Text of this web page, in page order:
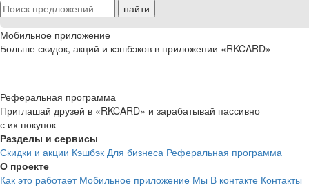
Мобильное приложение
Больше скидок, акций и кэшбэков в приложении «RKCARD»
Реферальная программа
Приглашай друзей в «RKCARD» и зарабатывай пассивно
с их покупок
Разделы и сервисы
Скидки и акции Кэшбэк Для бизнеса Реферальная программа
О проекте
Как это работает Мобильное приложение Мы В контакте Контакты